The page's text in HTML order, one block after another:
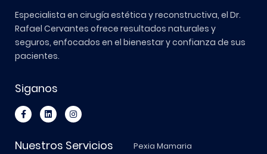
Especialista en cirugía estética y reconstructiva, el Dr.
Rafael Cervantes ofrece resultados naturales y
seguros, enfocados en el bienestar y confianza de sus
pacientes.
Siganos
Nuestros Servicios
Pexia Mamaria